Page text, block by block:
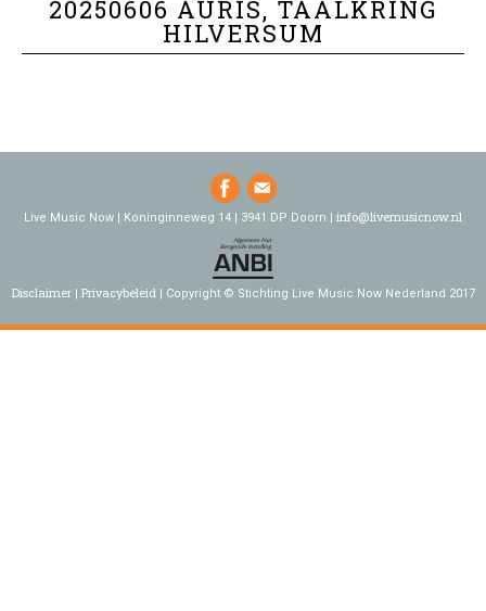
20250606 AURIS, TAALKRING
HILVERSUM
Live Music Now | Koninginneweg 14 | 3941 DP Doorn | info@livemusicnow.nl
Disclaimer Privacybeleid Copyright © Stichting Live Music Now Nederland 2017